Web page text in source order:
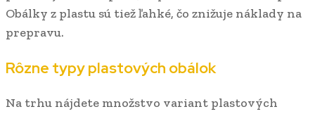
Obálky z plastu sú tiež ľahké, čo znižuje náklady na
prepravu.
Rôzne typy plastových obálok
Na trhu nájdete množstvo variant plastových